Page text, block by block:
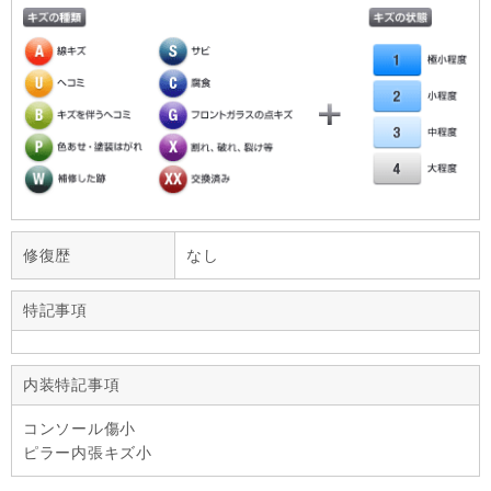
修復歴 なし
特記事項
内装特記事項
コンソール傷小
ピラー内張キズ小